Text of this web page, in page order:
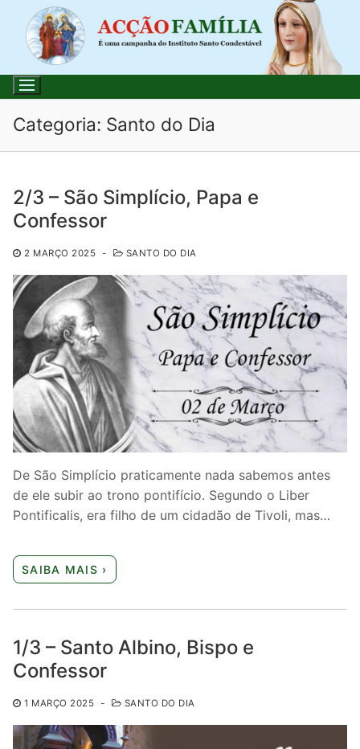
para
conteúdo
por:
Loja
Blog
Santo do Dia
Quem somos nós
Categoria: Santo do Dia
2/3 – São Simplício, Papa e
Confessor
2 MARÇO 2025 - SANTO DO DIA
De São Simplício praticamente nada sabemos antes
de ele subir ao trono pontifício. Segundo o Liber
Pontificalis, era filho de um cidadão de Tivoli, mas…
SAIBA MAIS ›
1/3 – Santo Albino, Bispo e
Confessor
1 MARÇO 2025 - SANTO DO DIA